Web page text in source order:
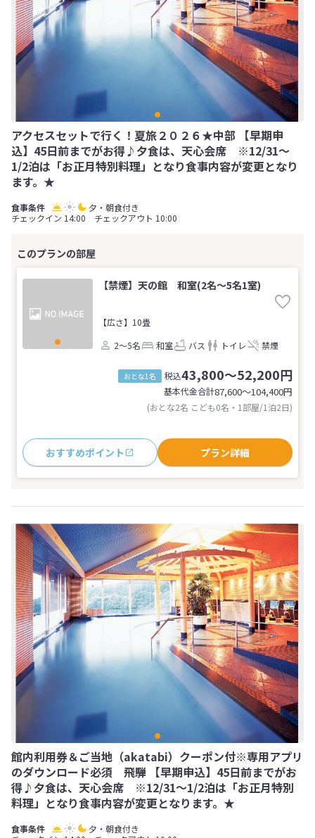
アクセスセットで行く！夏旅２０２６★中部 【早期申
込】45日前までがお得♪夕食は、天心会席 ※12/31～
1/2泊は「お正月特別料理」となり食事内容が変更となり
ます。★
夕・朝食付き
チェックイン 14:00 チェックアウト 10:00
【禁煙】天の館 和室(2名～5名1室)
【広さ】10畳
2～5名
和室 バス トイレ 禁煙
おとな1名 税込43,800～52,200円
基本代金合計87,600〜104,400円
(おとな2名 こども0名・1部屋/1泊2日)
おすすめポイント プラン詳細
館内利用券＆ご当地（akatabi）クーポン付※専用アプリ
のダウンロード必須 飛騨 【早期申込】45日前までがお
得♪夕食は、天心会席 ※12/31～1/2泊は「お正月特別
料理」となり食事内容が変更となります。★
夕・朝食付き